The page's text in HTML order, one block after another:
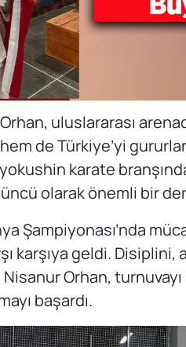
uluslararası
de Türkiye’yi
karate
olarak önemli bir
Şampiyonası’nda
karşıya geldi. Disiplini,
Orhan, turnuvayı
başardı.